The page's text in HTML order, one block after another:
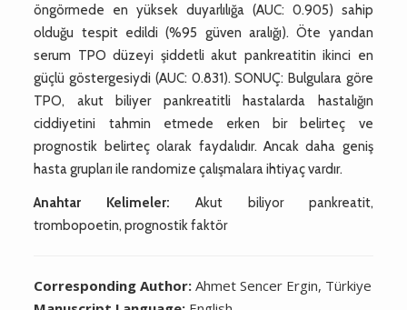
öngörmede en yüksek duyarlılığa (AUC: 0.905) sahip
olduğu tespit edildi (%95 güven aralığı). Öte yandan
serum TPO düzeyi şiddetli akut pankreatitin ikinci en
güçlü göstergesiydi (AUC: 0.831). SONUÇ: Bulgulara göre
TPO, akut biliyer pankreatitli hastalarda hastalığın
ciddiyetini tahmin etmede erken bir belirteç ve
prognostik belirteç olarak faydalıdır. Ancak daha geniş
hasta grupları ile randomize çalışmalara ihtiyaç vardır.
Anahtar Kelimeler: Akut biliyor pankreatit,
trombopoetin, prognostik faktör
Corresponding Author:Ahmet Sencer Ergin, Türkiye